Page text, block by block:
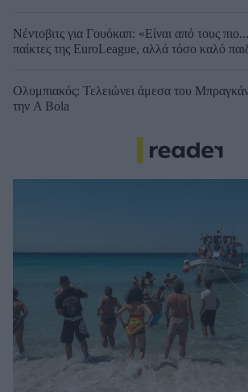
Νέντοβιτς για Γουόκαπ: «Είναι από τους
παίκτες της EuroLeague, αλλά τόσο καλό
Ολυμπιακός: Τελειώνει άμεσα του
την A Bola